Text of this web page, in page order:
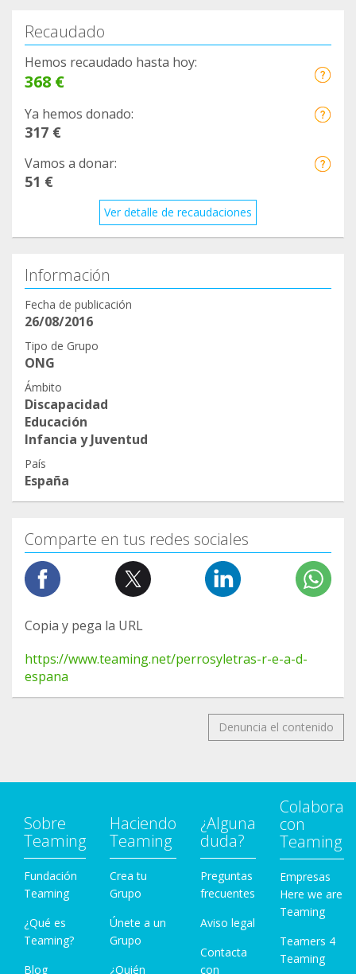
Recaudado
Hemos recaudado hasta hoy:
368 €
Ya hemos donado:
317 €
Vamos a donar:
51 €
Ver detalle de recaudaciones
Información
Fecha de publicación
26/08/2016
Tipo de Grupo
ONG
Ámbito
Discapacidad
Educación
Infancia y Juventud
País
España
Comparte en tus redes sociales
Copia y pega la URL
https://www.teaming.net/perrosyletras-r-e-a-d-
espana
Denuncia el contenido
Sobre
Teaming
Fundación
Teaming
¿Qué es
Teaming?
Blog
Haciendo
Teaming
Crea tu
Grupo
Únete a un
Grupo
¿Quién
¿Alguna
duda?
Preguntas
frecuentes
Aviso legal
Contacta
con
Colabora
con
Teaming
Empresas
Here we are
Teaming
Teamers 4
Teaming